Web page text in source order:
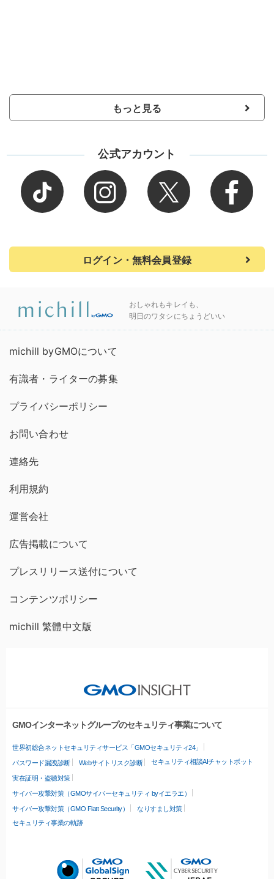
もっと見る
公式アカウント
ログイン・無料会員登録
おしゃれもキレイも、
明日のワタシにちょうどいい
michill byGMOについて
有識者・ライターの募集
プライバシーポリシー
お問い合わせ
連絡先
利用規約
運営会社
広告掲載について
プレスリリース送付について
コンテンツポリシー
michill 繁體中文版
GMOインターネットグループのセキュリティ事業について
世界初総合ネットセキュリティサービス「GMOセキュリティ24」
パスワード漏洩診断 Webサイトリスク診断 セキュリティ相談AIチャットボット
実在証明・盗聴対策
サイバー攻撃対策（GMOサイバーセキュリティ byイエラエ）
サイバー攻撃対策（GMO Flatt Security）
なりすまし対策
セキュリティ事業の軌跡